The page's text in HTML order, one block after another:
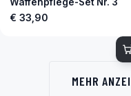
€ 33,90
MEHR